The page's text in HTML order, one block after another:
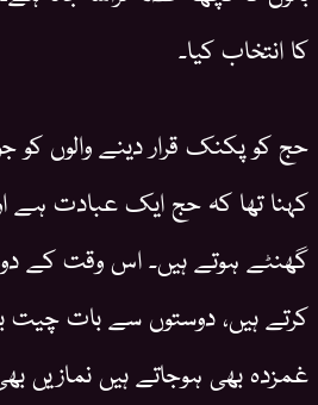
کا انتخاب کیا۔
حج کو پکنک قرار دینے والوں کو
کہنا تھا کہ حج ایک عبادت ہے
گھنٹے ہوتے ہیں۔ اس وقت کے
کرتے ہیں، دوستوں سے بات چیت
غمزدہ بھی ہوجاتے ہیں نمازیں